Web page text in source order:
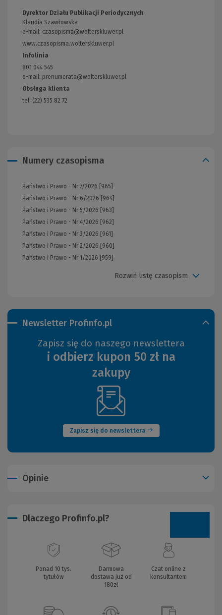
Newsletter Profinfo.pl
Zapisz się do naszego newslettera
i odbierz kupon 50 zł na
zakupy
Zapisz się do newslettera
(Nowe
okno)
Dyrektor Działu Publikacji Periodycznych
Klaudia Szawłowska
e-mail: czasopisma@wolterskluwer.pl
www.czasopisma.wolterskluwer.pl
Infolinia
801 044 545
e-mail: prenumerata@wolterskluwer.pl
Obsługa klienta
tel: (22) 535 82 72
Numery czasopisma
Państwo i Prawo - Nr 7/2026 [965]
Państwo i Prawo - Nr 6/2026 [964]
Państwo i Prawo - Nr 5/2026 [963]
Państwo i Prawo - Nr 4/2026 [962]
Państwo i Prawo - Nr 3/2026 [961]
Państwo i Prawo - Nr 2/2026 [960]
Państwo i Prawo - Nr 1/2026 [959]
Rozwiń listę czasopism
Opinie
Dlaczego Profinfo.pl?
Ponad 10 tys.
tytułów
Darmowa
dostawa już od
180zł
Czat online z
konsultantem